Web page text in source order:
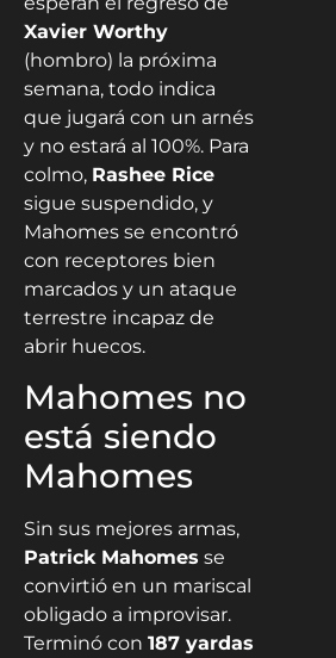
Xavier Worthy
(hombro) la próxima
semana, todo indica
que jugará con un arnés
y no estará al 100%. Para
colmo, Rashee Rice
sigue suspendido, y
Mahomes se encontró
con receptores bien
marcados y un ataque
terrestre incapaz de
abrir huecos.
Mahomes no
está siendo
Mahomes
Sin sus mejores armas,
Patrick Mahomes se
convirtió en un mariscal
obligado a improvisar.
Terminó con 187 yardas